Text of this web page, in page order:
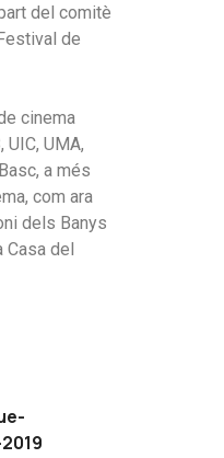
del comitè
de
cinema
UIC, UMA,
a més
com ara
dels Banys
Casa del